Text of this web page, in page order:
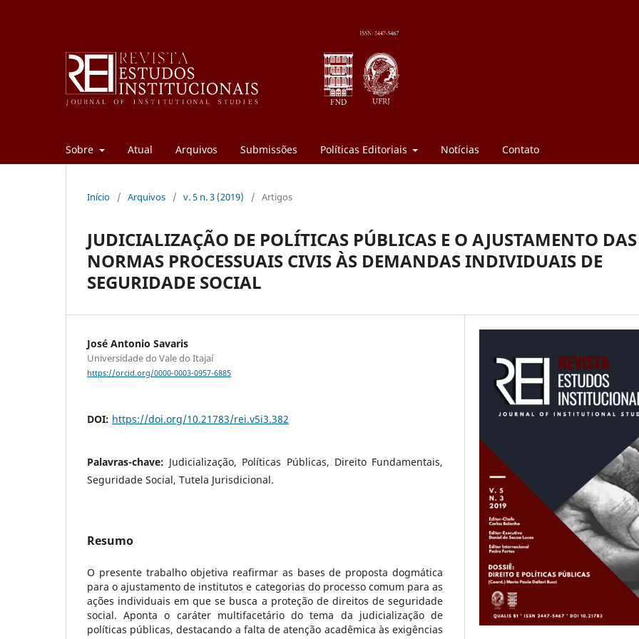
Sobre Atual Arquivos Submissões Políticas Editoriais Notícias Contato
Início / Arquivos / v. 5 n. 3 (2019) / Artigos
JUDICIALIZAÇÃO DE POLÍTICAS PÚBLICAS E O AJUSTAMENTO DAS
NORMAS PROCESSUAIS CIVIS ÀS DEMANDAS INDIVIDUAIS DE
SEGURIDADE SOCIAL
José Antonio Savaris
Universidade do Vale do Itajaí
https://orcid.org/0000-0003-0957-6885
DOI: https://doi.org/10.21783/rei.v5i3.382
Palavras-chave: Judicialização, Políticas Públicas, Direito Fundamentais,
Seguridade Social, Tutela Jurisdicional.
Resumo
O presente trabalho objetiva reafirmar as bases de proposta dogmática
para o ajustamento de institutos e categorias do processo comum para as
ações individuais em que se busca a proteção de direitos de seguridade
social. Aponta o caráter multifacetário do tema da judicialização de
políticas públicas, destacando a falta de atenção acadêmica às exigências